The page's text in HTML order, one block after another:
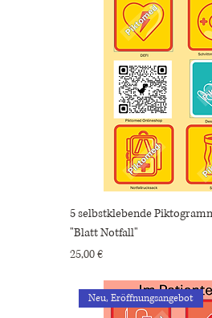
5 selbstklebende
"Blatt Notfall"
Preis
25,00 €
Neu, Eröffnungsangebot